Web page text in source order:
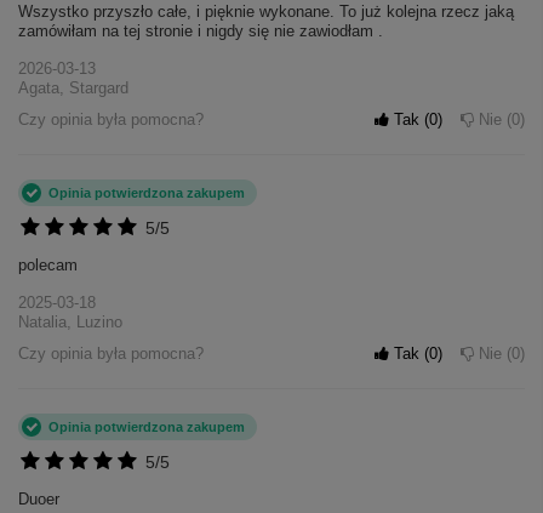
Wszystko przyszło całe, i pięknie wykonane. To już kolejna rzecz jaką
zamówiłam na tej stronie i nigdy się nie zawiodłam .
2026-03-13
Agata, Stargard
Czy opinia była pomocna?
Tak 0 Nie 0
5/5
Opinia potwierdzona zakupem
polecam
2025-03-18
Natalia, Luzino
Czy opinia była pomocna?
Tak 0 Nie 0
5/5
Opinia potwierdzona zakupem
Duoer